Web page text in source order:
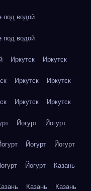
водой
водой
Иркутск Иркутск
Иркутск Иркутск
Иркутск Иркутск
Йогурт Йогурт
Йогурт Йогурт
Йогурт Казань
Казань Казань